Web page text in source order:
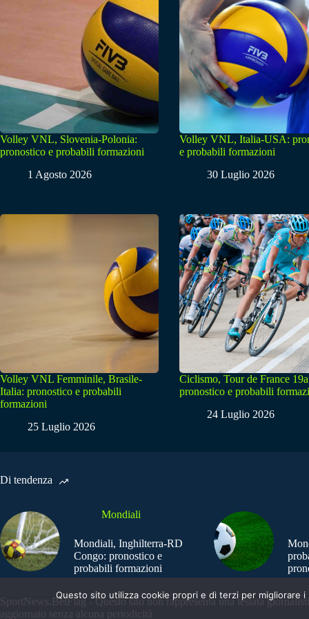
Volley VNL, Slovenia-Polonia:
pronostico e probabili formazioni
1 Agosto 2026
Volley VNL, Italia-USA:
e probabili formazioni
30 Luglio 2026
Volley VNL Femminile, Brasile-
Italia: pronostico e probabili
formazioni
25 Luglio 2026
Ciclismo, Tour de France
pronostico e probabili
24 Luglio 2026
Di tendenza
Mondiali
Mondiali, Inghilterra-RD
Congo: pronostico e
probabili formazioni
SportNews.BetFlag - Questo sito non rappresenta una testata
aggiornato senza alcuna periodicità
Questo sito utilizza cookie propri e di terzi per migliorare